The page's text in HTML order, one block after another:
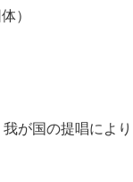
）
が国の提唱により